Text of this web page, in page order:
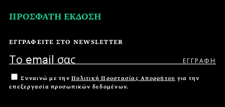
ΠΡΟΣΦΑΤΗ ΕΚΔΟΣΗ
ΕΓΓΡΑΦΕΙΤΕ ΣΤΟ NEWSLETTER
Συναινώ με την Πολιτική Προστασίας Απορρήτου για την
επεξεργασία προσωπικών δεδομένων.